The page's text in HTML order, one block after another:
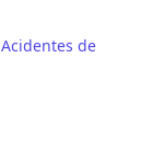
Acidentes de